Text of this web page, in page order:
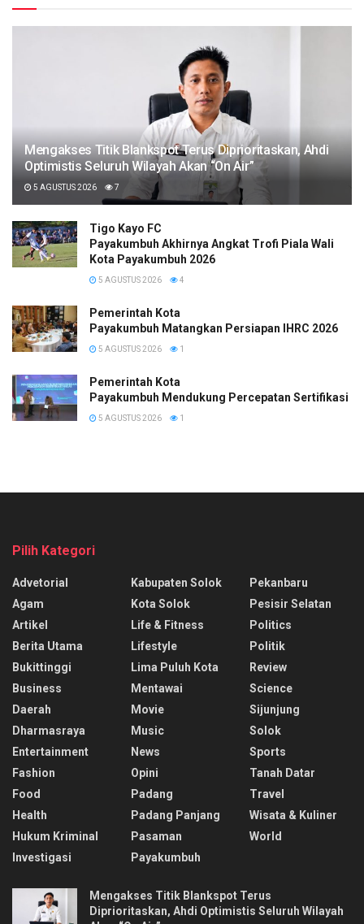
Mengakses Titik Blankspot Terus Diprioritaskan, Ahdi
Optimistis Seluruh Wilayah Akan “On Air”
5 AGUSTUS 2026 7
Tigo Kayo FC
Payakumbuh Akhirnya Angkat Trofi Piala Wali
Kota Payakumbuh 2026
5 AGUSTUS 2026 4
Pemerintah Kota
Payakumbuh Matangkan Persiapan IHRC 2026
5 AGUSTUS 2026 1
Pemerintah Kota
Payakumbuh Mendukung Percepatan Sertifikasi
5 AGUSTUS 2026 1
Pilih Kategori
Advetorial
Agam
Artikel
Berita Utama
Bukittinggi
Business
Daerah
Dharmasraya
Entertainment
Fashion
Food
Health
Hukum Kriminal
Investigasi
Kabupaten Solok
Kota Solok
Life & Fitness
Lifestyle
Lima Puluh Kota
Mentawai
Movie
Music
News
Opini
Padang
Padang Panjang
Pasaman
Payakumbuh
Pekanbaru
Pesisir Selatan
Politics
Politik
Review
Science
Sijunjung
Solok
Sports
Tanah Datar
Travel
Wisata & Kuliner
World
Mengakses Titik Blankspot Terus
Diprioritaskan, Ahdi Optimistis Seluruh Wilayah